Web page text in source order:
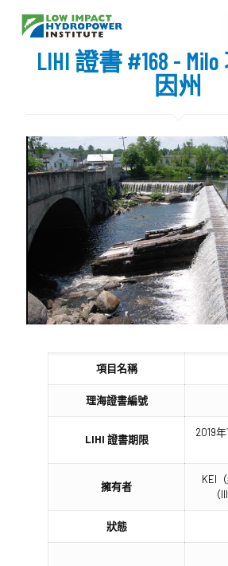
LIHI 證書 #168 -
因州
項目名稱
理海證書編號
LIHI 證書期限
2019
擁有者
KEI
狀態